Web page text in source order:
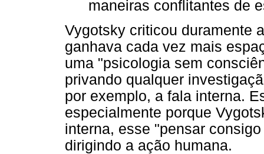
maneiras conflitantes de
Vygotsky criticou duramente
ganhava cada vez mais
uma "psicologia sem
privando qualquer
por exemplo, a fala interna.
especialmente porque
interna, esse "pensar
dirigindo a ação humana.